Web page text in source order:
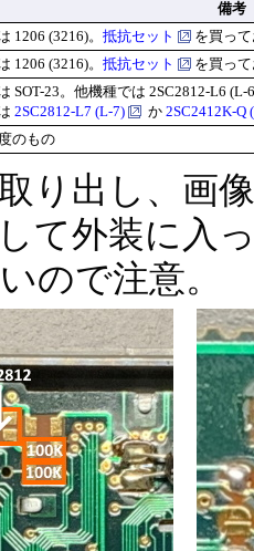
備考
1206 (3216)。 抵抗セット
を買っ
1206 (3216)。 抵抗セット を買っ
SOT-23。他機種では 2SC2812-L6
2SC2812-L7 (L-7) か 2SC2412K-Q
のもの
り出し、画
て外装に入
ので注意。